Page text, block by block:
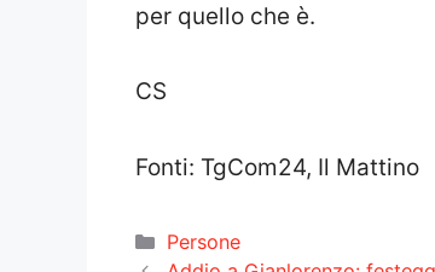
per quello che è.
CS
Fonti: TgCom24, Il Mattino
Categorie
Persone